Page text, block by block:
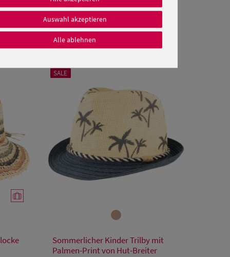
SALE
52
Sommerlicher Kinder Trilby mit
Palmen-Print von Hut-Breiter
Auswahl akzeptieren
Alle ablehnen